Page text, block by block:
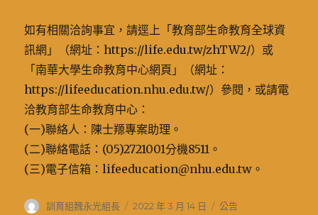
如有相關洽詢事宜，請逕上「教育部生命教育全球資
訊網」（網址：https://life.edu.tw/zhTW2/）或
「南華大學生命教育中心網頁」（網址：
https://lifeeducation.nhu.edu.tw/）參閱，或請電
洽教育部生命教育中心：
(一)聯絡人：陳士羱專案助理。
(二)聯絡電話：(05)2721001分機8511。
(三)電子信箱：lifeeducation@nhu.edu.tw。
作
訓育組魏永光組長
發
2022 年 3 月 14 日
分
公告